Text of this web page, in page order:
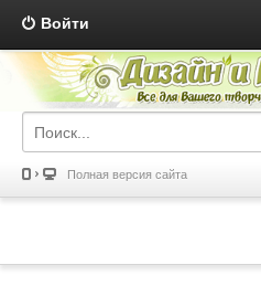
Войти
Полная версия сайта